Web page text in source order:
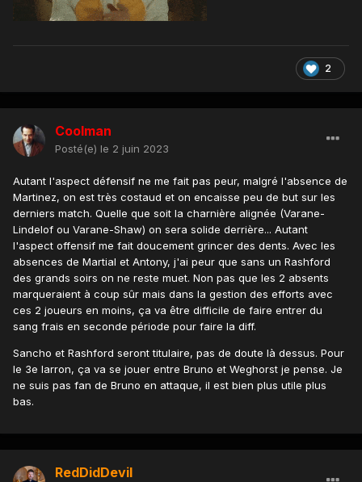
2
Coolman
Posté(e) le 2 juin 2023
Autant l'aspect défensif ne me fait pas peur, malgré l'absence de
Martinez, on est très costaud et on encaisse peu de but sur les
derniers match. Quelle que soit la charnière alignée (Varane-
Lindelof ou Varane-Shaw) on sera solide derrière... Autant
l'aspect offensif me fait doucement grincer des dents. Avec les
absences de Martial et Antony, j'ai peur que sans un Rashford
des grands soirs on ne reste muet. Non pas que les 2 absents
marqueraient à coup sûr mais dans la gestion des efforts avec
ces 2 joueurs en moins, ça va être difficile de faire entrer du
sang frais en seconde période pour faire la diff.
Sancho et Rashford seront titulaire, pas de doute là dessus. Pour
le 3e larron, ça va se jouer entre Bruno et Weghorst je pense. Je
ne suis pas fan de Bruno en attaque, il est bien plus utile plus
bas.
RedDidDevil